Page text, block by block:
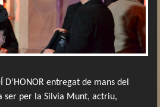
D’HONOR entregat de mans del
ser per la Silvia Munt, actriu,